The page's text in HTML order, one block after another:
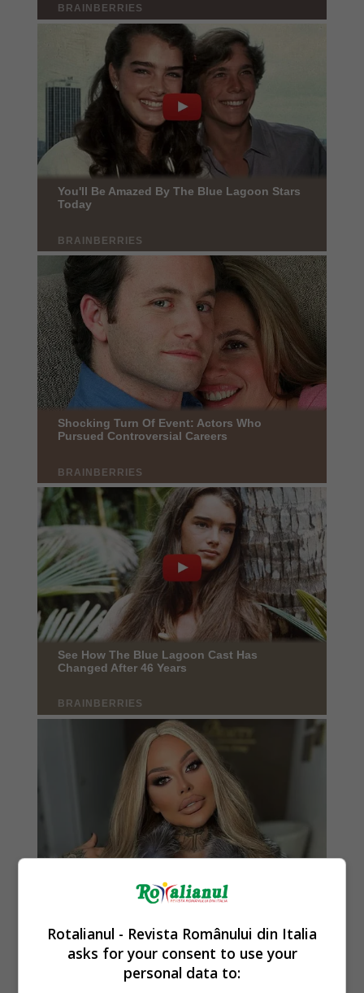
Rotalianul - Revista Românului din Italia
asks for your consent to use your
personal data to: